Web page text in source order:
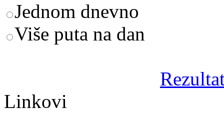
Jednom dnevno
Više puta na dan
Linkovi